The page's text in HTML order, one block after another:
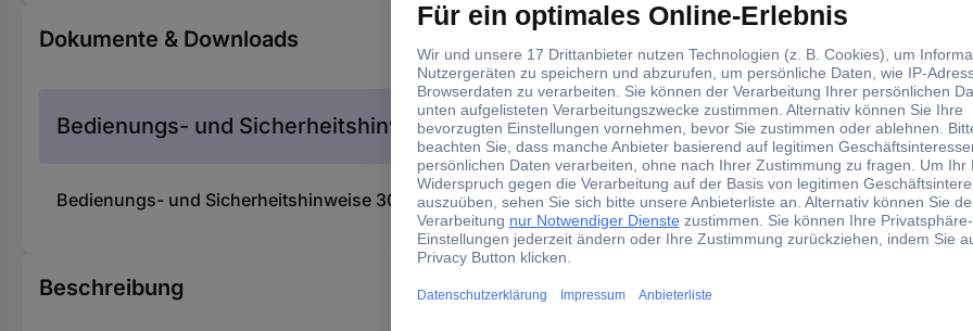
Dokumente & Downloads
Bedienungs- und Sicherheitshinweise
Bedienungs- und Sicherheitshinweise 3044938 Siemens 7KT5505 Betriebsstundenzähler
Beschreibung